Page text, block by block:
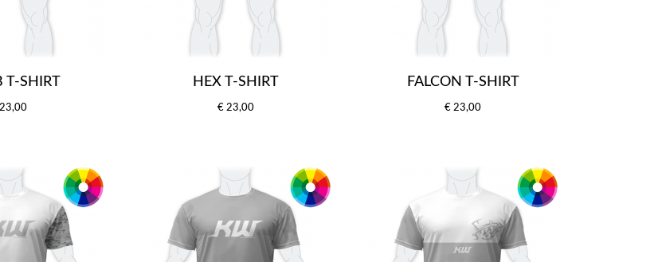
T-SHIRT HEX T-SHIRT
€ 23,00
FALCON T-SHIRT
€ 23,00